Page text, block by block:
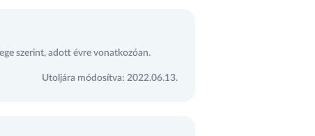
szerint, adott évre vonatkozóan.
Utoljára módosítva: 2022.06.13.